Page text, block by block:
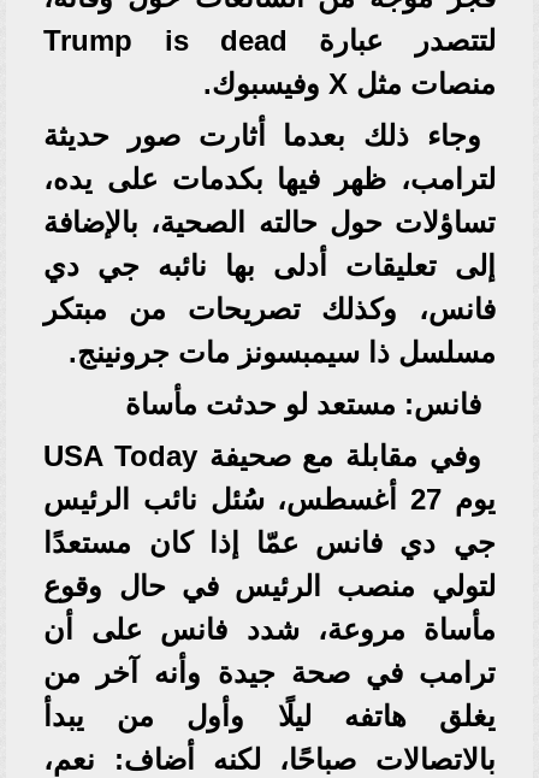
لتتصدر عبارة Trump is dead
منصات مثل X وفيسبوك.
وجاء ذلك بعدما أثارت صور حديثة
لترامب، ظهر فيها بكدمات على يده،
تساؤلات حول حالته الصحية، بالإضافة
إلى تعليقات أدلى بها نائبه جي دي
فانس، وكذلك تصريحات من مبتكر
مسلسل ذا سيمبسونز مات جرونينج.
فانس: مستعد لو حدثت مأساة
وفي مقابلة مع صحيفة USA Today
يوم 27 أغسطس، سُئل نائب الرئيس
جي دي فانس عمّا إذا كان مستعدًا
لتولي منصب الرئيس في حال وقوع
مأساة مروعة، شدد فانس على أن
ترامب في صحة جيدة وأنه آخر من
يغلق هاتفه ليلًا وأول من يبدأ
بالاتصالات صباحًا، لكنه أضاف: نعم،